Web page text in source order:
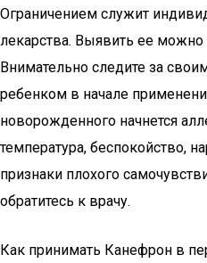
Ограничением служит
лекарства. Выявить ее
Внимательно следите за
ребенком в начале
новорожденного начнется
температура, беспокойство,
признаки плохого
обратитесь к врачу.
Как принимать Канефрон в